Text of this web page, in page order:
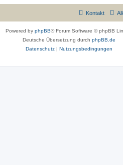
Kontakt
Powered by phpBB® Forum Software © phpBB
Deutsche Übersetzung durch phpBB.de
Datenschutz | Nutzungsbedingungen